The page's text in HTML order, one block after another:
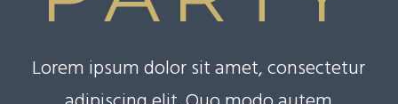
Lorem ipsum dolor sit amet, consectetur